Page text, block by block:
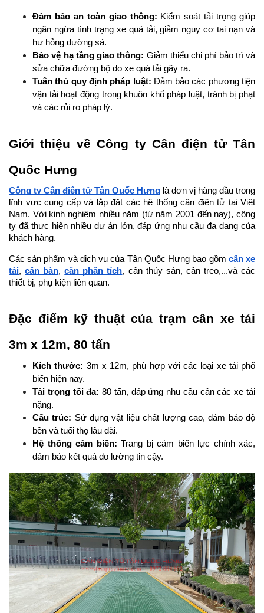
Đảm bảo an toàn giao thông: Kiểm soát tải trọng giúp
ngăn ngừa tình trạng xe quá tải, giảm nguy cơ tai nạn và
hư hỏng đường sá.
Bảo vệ hạ tầng giao thông: Giảm thiểu chi phí bảo trì và
sửa chữa đường bộ do xe quá tải gây ra.
Tuân thủ quy định pháp luật: Đảm bảo các phương tiện
vận tải hoạt động trong khuôn khổ pháp luật, tránh bị phạt
và các rủi ro pháp lý.
Giới thiệu về Công ty Cân điện tử Tân
Quốc Hưng
Công ty Cân điện tử Tân Quốc Hưng là đơn vị hàng đầu trong
lĩnh vực cung cấp và lắp đặt các hệ thống cân điện tử tại Việt
Nam. Với kinh nghiệm nhiều năm (từ năm 2001 đến nay), công
ty đã thực hiện nhiều dự án lớn, đáp ứng nhu cầu đa dạng của
khách hàng.
Các sản phẩm và dịch vụ của Tân Quốc Hưng bao gồm cân xe
tải, cân bàn, cân phân tích, cân thủy sản, cân treo,...và các
thiết bị, phụ kiện liên quan.
Đặc điểm kỹ thuật của trạm cân xe tải
3m x 12m, 80 tấn
Kích thước: 3m x 12m, phù hợp với các loại xe tải phổ
biến hiện nay.
Tải trọng tối đa: 80 tấn, đáp ứng nhu cầu cân các xe tải
nặng.
Cấu trúc: Sử dụng vật liệu chất lượng cao, đảm bảo độ
bền và tuổi thọ lâu dài.
Hệ thống cảm biến: Trang bị cảm biến lực chính xác,
đảm bảo kết quả đo lường tin cậy.